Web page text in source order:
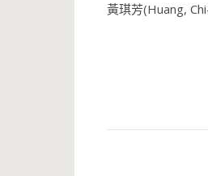
黃琪芳(Huang,